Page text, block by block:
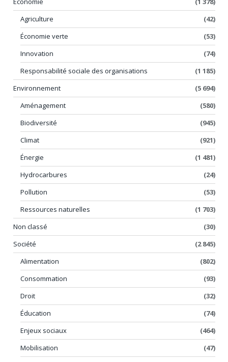
Agriculture
(42)
Économie verte
(53)
Innovation
(74)
Responsabilité sociale des organisations
(1 185)
Environnement
(5 694)
Aménagement
(580)
Biodiversité
(945)
Climat
(921)
Énergie
(1 481)
Hydrocarbures
(24)
Pollution
(53)
Ressources naturelles
(1 703)
Non classé
(30)
Société
(2 845)
Alimentation
(802)
Consommation
(93)
Droit
(32)
Éducation
(74)
Enjeux sociaux
(464)
Mobilisation
(47)